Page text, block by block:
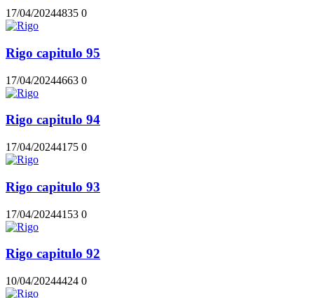
17/04/20244835 0
Rigo capitulo 95
17/04/20244663 0
Rigo capitulo 94
17/04/20244175 0
Rigo capitulo 93
17/04/20244153 0
Rigo capitulo 92
10/04/20244424 0